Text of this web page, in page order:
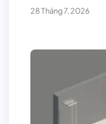
28 Tháng 7, 2026